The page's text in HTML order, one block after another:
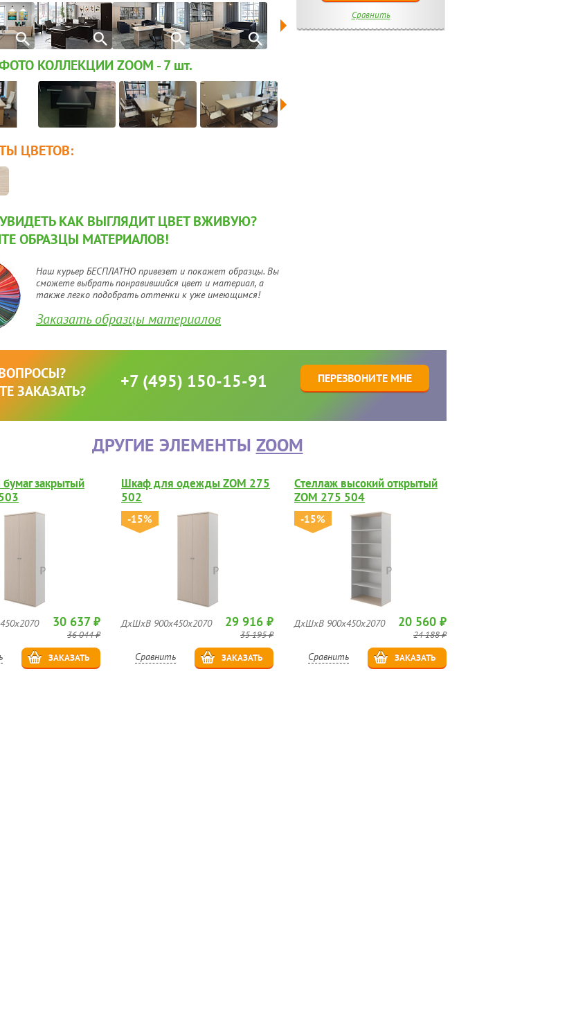
КОЛЛЕКЦИИ ZOOM - 7шт.
Сравнить
ЦВЕТОВ:
КАК ВЫГЛЯДИТ ЦВЕТ ВЖИВУЮ?
ОБРАЗЦЫ МАТЕРИАЛОВ!
Наш курьер БЕСПЛАТНО привезет и покажет образцы. Вы
сможете выбрать понравившийся цвет и материал, а
также легко подобрать оттенки к уже имеющимся!
Заказать образцы материалов
ЗАКАЗАТЬ?
+7 (495) 150-15-91 ПЕРЕЗВОНИТЕ МНЕ
ДРУГИЕ ЭЛЕМЕНТЫ ZOOM
закрытый
30 637 ₽
36 044 ₽
ЗАКАЗАТЬ
Шкаф для одежды ZOM 275
502
-15%
ДхШхВ 900х450х2070 29 916 ₽
35 195 ₽
Сравнить ЗАКАЗАТЬ
Стеллаж высокий открытый
ZOM 275 504
-15%
ДхШхВ 900х450х2070 20 560 ₽
24 188 ₽
Сравнить ЗАКАЗАТЬ